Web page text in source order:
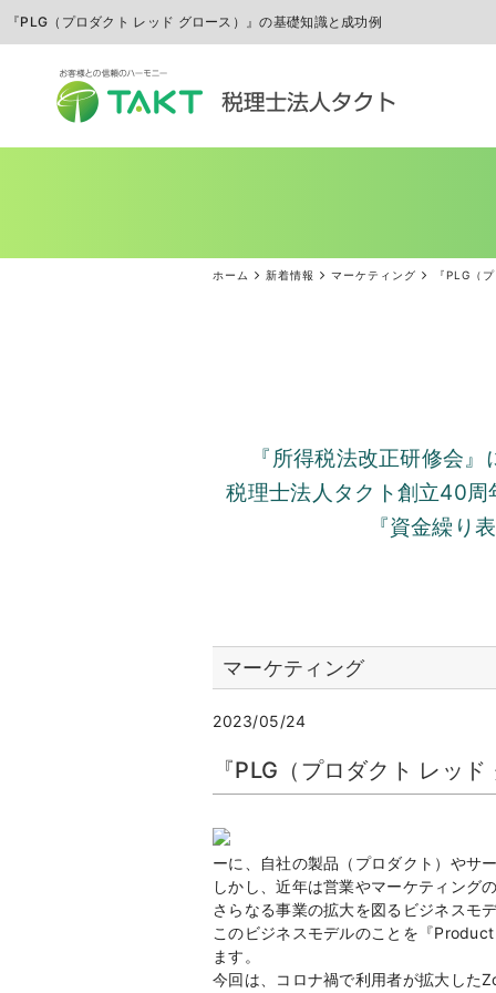
『PLG（プロダクト レッド グロース）』の基礎知識と成功例
ホーム 新着情報 マーケティング 『PLG（
『所得税法改正研修会
税理士法人タクト創立40周
『資金繰り
マーケティング
2023/05/24
『PLG（プロダクト レッ
ーに、自社の製品（プロダクト）やサ
しかし、近年は営業やマーケティング
さらなる事業の拡大を図るビジネスモ
このビジネスモデルのことを『
ます。
今回は、コロナ禍で利用者が拡大した